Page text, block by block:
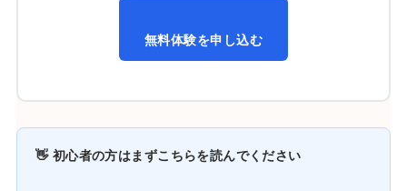
無料体験を申し込む
👋 初心者の方はまずこちらを読んでください